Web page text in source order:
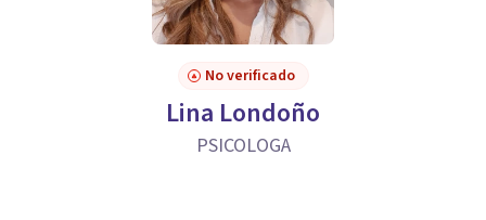
No verificado
Lina Londoño
PSICOLOGA